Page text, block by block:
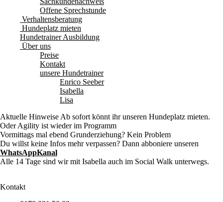
Offene Sprechstunde
Verhaltensberatung
Hundeplatz mieten
Hundetrainer Ausbildung
Über uns
Preise
Kontakt
unsere Hundetrainer
Enrico Seeber
Isabella
Lisa
Aktuelle Hinweise Ab sofort könnt ihr unseren Hundeplatz mieten.
Oder Agility ist wieder im Programm
Vormittags mal ebend Grunderziehung? Kein Problem
Du willst keine Infos mehr verpassen? Dann abboniere unseren
WhatsAppKanal
Alle 14 Tage sind wir mit Isabella auch im Social Walk unterwegs.
Kontakt